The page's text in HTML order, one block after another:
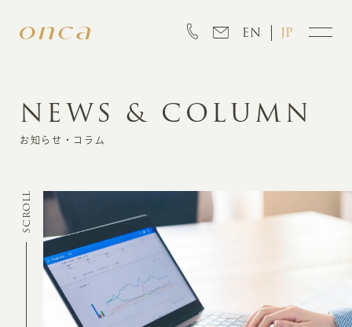
EN JP
INFORMATION
CREATION
MARKETING
NEWS & COLUMN
お知らせ・コラム
SCROLL